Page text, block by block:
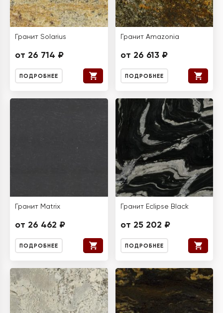
Гранит Solarius
от 26 714 ₽
ПОДРОБНЕЕ
Гранит Amazonia
от 26 613 ₽
ПОДРОБНЕЕ
Гранит Matrix
от 26 462 ₽
ПОДРОБНЕЕ
Гранит Eclipse Black
от 25 202 ₽
ПОДРОБНЕЕ